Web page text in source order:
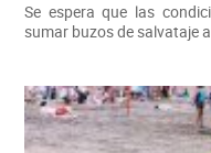
Se espera que las
sumar buzos de salvataje